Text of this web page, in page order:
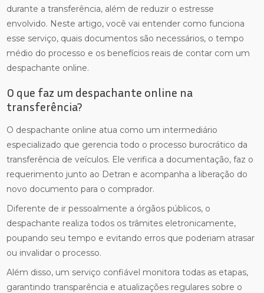
durante a transferência, além de reduzir o estresse
envolvido. Neste artigo, você vai entender como funciona
esse serviço, quais documentos são necessários, o tempo
médio do processo e os benefícios reais de contar com um
despachante online.
O que faz um despachante online na
transferência?
O despachante online atua como um intermediário
especializado que gerencia todo o processo burocrático da
transferência de veículos. Ele verifica a documentação, faz o
requerimento junto ao Detran e acompanha a liberação do
novo documento para o comprador.
Diferente de ir pessoalmente a órgãos públicos, o
despachante realiza todos os trâmites eletronicamente,
poupando seu tempo e evitando erros que poderiam atrasar
ou invalidar o processo.
Além disso, um serviço confiável monitora todas as etapas,
garantindo transparência e atualizações regulares sobre o